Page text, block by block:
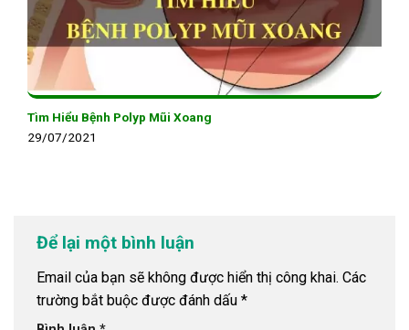
Tìm Hiểu Bệnh Polyp Mũi Xoang
29/07/2021
Để lại một bình luận
Email của bạn sẽ không được hiển thị công khai. Các
trường bắt buộc được đánh dấu *